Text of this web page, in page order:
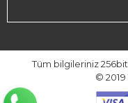
Tüm bilgileriniz
© 2019